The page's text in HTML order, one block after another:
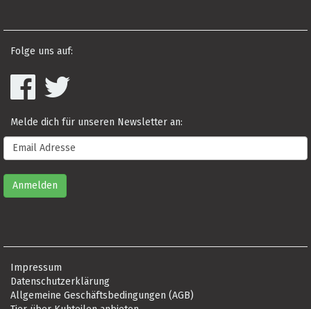
Folge uns auf:
Melde dich für unseren Newsletter an:
Impressum
Datenschutzerklärung
Allgemeine Geschäftsbedingungen (AGB)